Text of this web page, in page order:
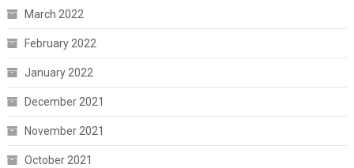
March 2022
February 2022
January 2022
December 2021
November 2021
October 2021